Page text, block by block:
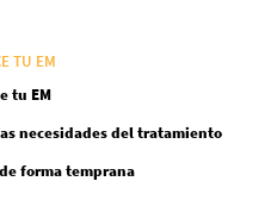
TU EM
tu EM
necesidades del tratamiento
forma temprana